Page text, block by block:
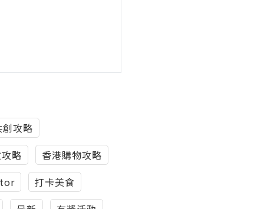
攻略
略
香港購物攻略
打卡美食